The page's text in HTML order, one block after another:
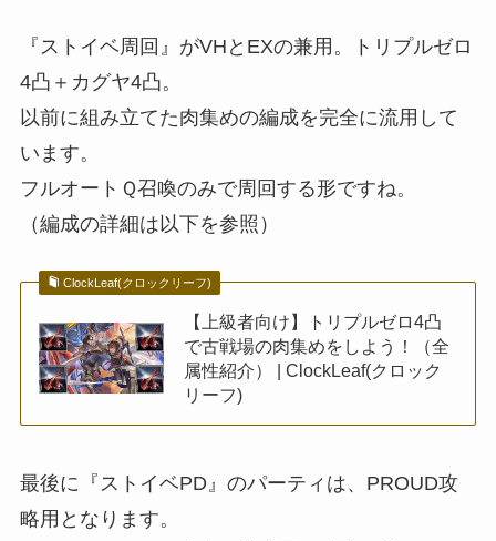
『ストイベ周回』がVHとEXの兼用。トリプルゼロ
4凸＋カグヤ4凸。
以前に組み立てた肉集めの編成を完全に流用して
います。
フルオートＱ召喚のみで周回する形ですね。
（編成の詳細は以下を参照）
ClockLeaf(クロックリーフ)
【上級者向け】トリプルゼロ4凸
で古戦場の肉集めをしよう！（全
属性紹介） | ClockLeaf(クロック
リーフ)
最後に『ストイベPD』のパーティは、PROUD攻
略用となります。